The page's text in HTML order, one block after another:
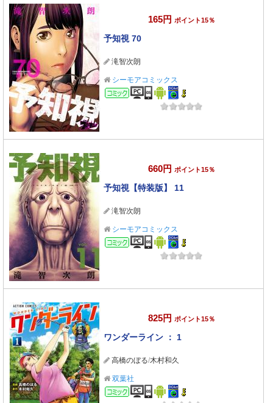
165円 ポイント15％
予知視 70
滝智次朗
シーモアコミックス
コミック
660円 ポイント15％
予知視【特装版】 11
滝智次朗
シーモアコミックス
コミック
825円 ポイント15％
ワンダーライン ： 1
高橋のぼる/木村和久
双葉社
コミック